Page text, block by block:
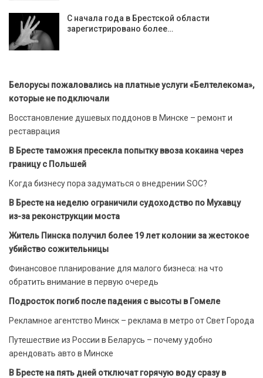
С начала года в Брестской области
зарегистрировано более…
Белорусы пожаловались на платные услуги «Белтелекома»,
которые не подключали
Восстановление душевых поддонов в Минске – ремонт и
реставрация
В Бресте таможня пресекла попытку ввоза кокаина через
границу с Польшей
Когда бизнесу пора задуматься о внедрении SOC?
В Бресте на неделю ограничили судоходство по Мухавцу
из-за реконструкции моста
Житель Пинска получил более 19 лет колонии за жестокое
убийство сожительницы
Финансовое планирование для малого бизнеса: на что
обратить внимание в первую очередь
Подросток погиб после падения с высоты в Гомеле
Рекламное агентство Минск – реклама в метро от Свет Города
Путешествие из России в Беларусь – почему удобно
арендовать авто в Минске
В Бресте на пять дней отключат горячую воду сразу в